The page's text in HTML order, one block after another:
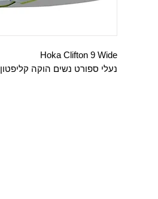
Hoka Clifton 9 Wide
נעלי ספורט נשים הוקה קליפטון 9 רחבות בצבע שחף/כחול קרח